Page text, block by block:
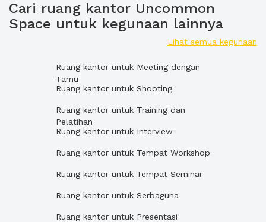
Cari ruang kantor Uncommon
Space untuk kegunaan lainnya
Lihat semua kegunaan
Ruang kantor untuk Meeting dengan
Tamu
Ruang kantor untuk Shooting
Ruang kantor untuk Training dan
Pelatihan
Ruang kantor untuk Interview
Ruang kantor untuk Tempat Workshop
Ruang kantor untuk Tempat Seminar
Ruang kantor untuk Serbaguna
Ruang kantor untuk Presentasi